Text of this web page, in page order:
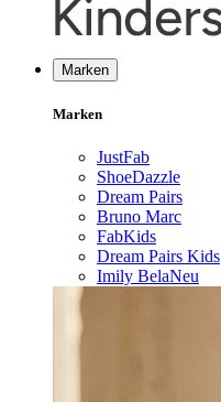
Marken
Marken
JustFab
ShoeDazzle
Dream Pairs
Bruno Marc
FabKids
Dream Pairs Kids
Imily BelaNeu